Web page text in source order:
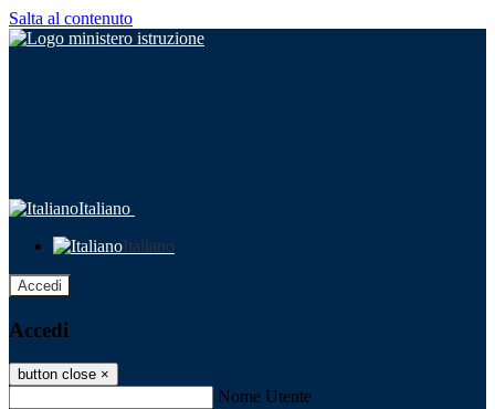
Salta al contenuto
Italiano
Italiano
Accedi
Accedi
button close ×
Nome Utente